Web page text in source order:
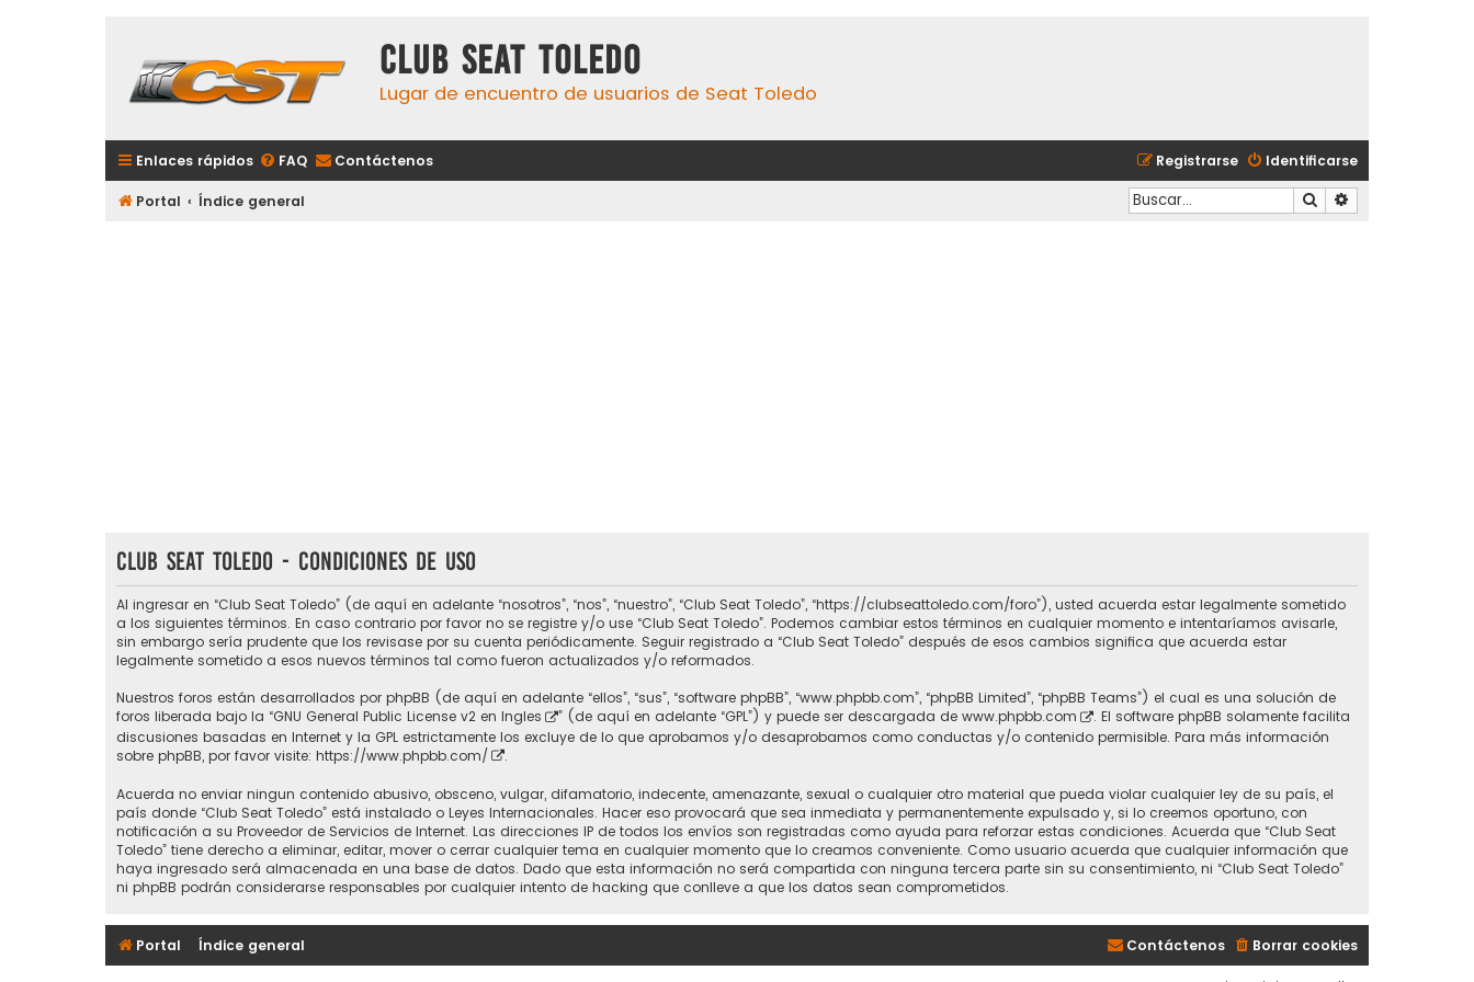
Club Seat Toledo
Lugar de encuentro de usuarios de Seat Toledo
Enlaces rápidos FAQ Contáctenos Identificarse
Registrarse
Portal Índice general Buscar
Club Seat Toledo - Condiciones de uso
Al ingresar en “Club Seat Toledo” (de aquí en adelante “nosotros”, “nos”, “nuestro”, “Club Seat Toledo”, “https://clubseattoledo.com/foro”), usted acuerda estar legalmente sometido
a los siguientes términos. En caso contrario por favor no se registre y/o use “Club Seat Toledo”. Podemos cambiar estos términos en cualquier momento e intentaríamos avisarle,
sin embargo sería prudente que los revisase por su cuenta periódicamente. Seguir registrado a “Club Seat Toledo” después de esos cambios significa que acuerda estar
legalmente sometido a esos nuevos términos tal como fueron actualizados y/o reformados.
Nuestros foros están desarrollados por phpBB (de aquí en adelante “ellos”, “sus”, “software phpBB”, “www.phpbb.com”, “phpBB Limited”, “phpBB Teams”) el cual es una solución de
foros liberada bajo la “GNU General Public License v2 en Ingles ” (de aquí en adelante “GPL”) y puede ser descargada de www.phpbb.com
. El software phpBB solamente facilita
discusiones basadas en Internet y la GPL estrictamente los excluye de lo que aprobamos y/o desaprobamos como conductas y/o contenido permisible. Para más información
sobre phpBB, por favor visite: https://www.phpbb.com/ .
Acuerda no enviar ningun contenido abusivo, obsceno, vulgar, difamatorio, indecente, amenazante, sexual o cualquier otro material que pueda violar cualquier ley de su país, el
país donde “Club Seat Toledo” está instalado o Leyes Internacionales. Hacer eso provocará que sea inmediata y permanentemente expulsado y, si lo creemos oportuno, con
notificación a su Proveedor de Servicios de Internet. Las direcciones IP de todos los envíos son registradas como ayuda para reforzar estas condiciones. Acuerda que “Club Seat
Toledo” tiene derecho a eliminar, editar, mover o cerrar cualquier tema en cualquier momento que lo creamos conveniente. Como usuario acuerda que cualquier información que
haya ingresado será almacenada en una base de datos. Dado que esta información no será compartida con ninguna tercera parte sin su consentimiento, ni “Club Seat Toledo”
ni phpBB podrán considerarse responsables por cualquier intento de hacking que conlleve a que los datos sean comprometidos.
Portal Índice general Borrar cookies
Contáctenos